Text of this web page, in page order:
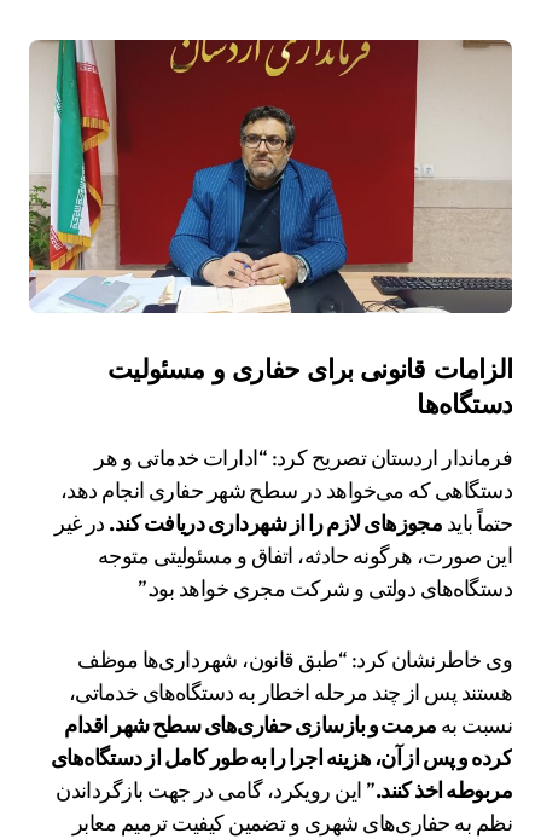
الزامات قانونی برای حفاری و مسئولیت
دستگاه‌ها
فرماندار اردستان تصریح کرد: “ادارات خدماتی و هر
دستگاهی که می‌خواهد در سطح شهر حفاری انجام دهد،
حتماً باید مجوزهای لازم را از شهرداری دریافت کند. در غیر
این صورت، هرگونه حادثه، اتفاق و مسئولیتی متوجه
دستگاه‌های دولتی و شرکت مجری خواهد بود.”
وی خاطرنشان کرد: “طبق قانون، شهرداری‌ها موظف
هستند پس از چند مرحله اخطار به دستگاه‌های خدماتی،
نسبت به مرمت و بازسازی حفاری‌های سطح شهر اقدام
کرده و پس از آن، هزینه اجرا را به طور کامل از دستگاه‌های
مربوطه اخذ کنند.” این رویکرد، گامی در جهت بازگرداندن
نظم به حفاری‌های شهری و تضمین کیفیت ترمیم معابر